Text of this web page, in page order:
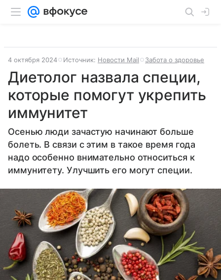
4 октября 2024 Источник: Новости Mail Забота о здоровье
Диетолог назвала специи,
которые помогут укрепить
иммунитет
Осенью люди зачастую начинают больше
болеть. В связи с этим в такое время года
надо особенно внимательно относиться к
иммунитету. Улучшить его могут специи.